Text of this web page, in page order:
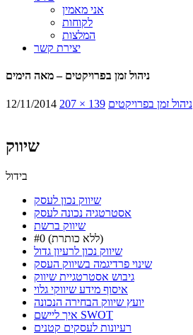
אני מאמין
לקוחות
המלצות
יצירת קשר
ניהול זמן בפרויקטים – מאה הימים
12/11/2014 207 × 139 ניהול זמן בפרויקטים
שיווק
בידול
שיווק נכון לעסק
אסטרטגיה נכונה לעסק
שיווק ברשת
#0 (ללא כותרת)
שיווק נכון לרעיון גדול
שינוי פרדיגמה בשיווק העסק
גיבוש אסטרטגיית שיווק
איסוף מידע שיווקי גלוי
יועץ שיווק הבחירה הנכונה
איך ליישם SWOT
רעיונות לעסקים קטנים